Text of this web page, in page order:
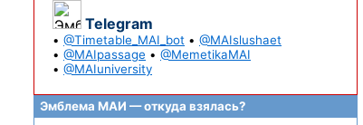
Telegram
• @Timetable_MAI_bot • @MAIslushaet
• @MAIpassage • @MemetikaMAI
• @MAIuniversity
Эмблема МАИ — откуда взялась?